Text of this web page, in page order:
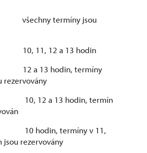
zajišťuje: provedení vlastního
a pověřeného zástupce matričního
zajišťuje: výzdobu, vybavení
žádnou formu občerstvení.
je vždy nutno dohodnout předem se
termíny jsou
11, 12 a 13 hodin
a 13 hodin, termíny
rezervovány
12 a 13 hodin, termín
hodin, termíny v 11,
jsou rezervovány